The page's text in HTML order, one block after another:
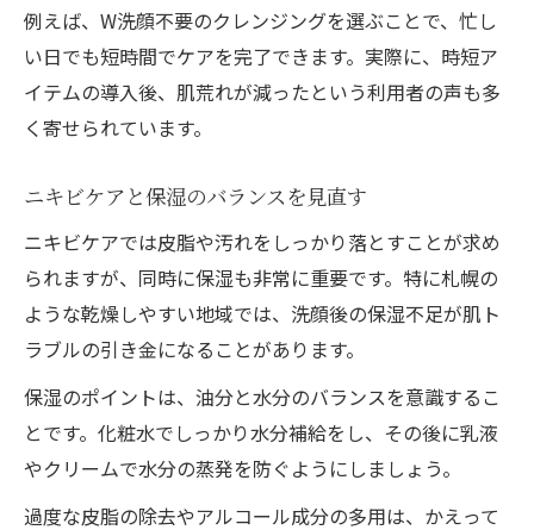
例えば、W洗顔不要のクレンジングを選ぶことで、忙し
い日でも短時間でケアを完了できます。実際に、時短ア
イテムの導入後、肌荒れが減ったという利用者の声も多
く寄せられています。
ニキビケアと保湿のバランスを見直す
ニキビケアでは皮脂や汚れをしっかり落とすことが求め
られますが、同時に保湿も非常に重要です。特に札幌の
ような乾燥しやすい地域では、洗顔後の保湿不足が肌ト
ラブルの引き金になることがあります。
保湿のポイントは、油分と水分のバランスを意識するこ
とです。化粧水でしっかり水分補給をし、その後に乳液
やクリームで水分の蒸発を防ぐようにしましょう。
過度な皮脂の除去やアルコール成分の多用は、かえって